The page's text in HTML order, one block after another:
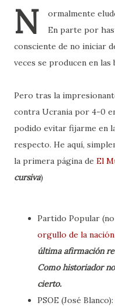
N
ormalmente
En parte por
consciente de no iniciar
veces se producen en las
Pero tras la
contra Ucrania por 4-0
podido evitar fijarme en
respecto. He aquí,
la primera página de El
cursiva)
Partido Popular
orgullo de la
última afirmación
Como historiador
cierto.
PSOE (José Blanco):